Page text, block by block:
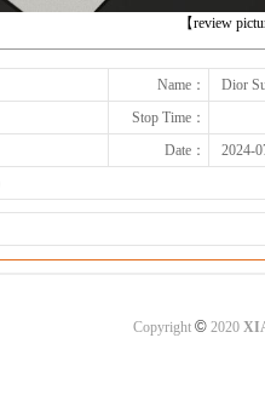
【review
Name：
Dior
Stop Time：
Date：
2024-
Copyright ©2020